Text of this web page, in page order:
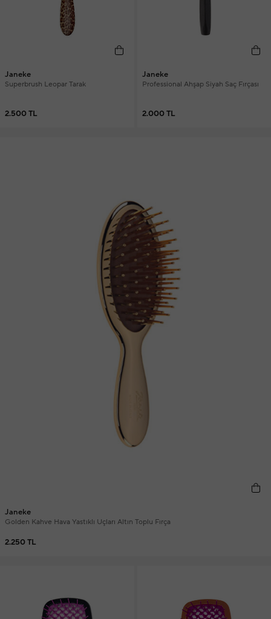
Janeke
Superbrush Leopar Tarak
2.500 TL
Janeke
Professional Ahşap Siyah Saç Fırçası
2.000 TL
Janeke
Golden Kahve Hava Yastıklı Uçları Altın Toplu Fırça
2.250 TL